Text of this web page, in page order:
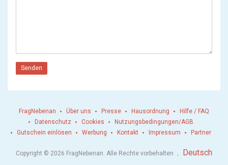
Senden
FragNebenan Über uns Presse Hausordnung
Hilfe / FAQ
Datenschutz
Cookies
Nutzungsbedingungen/AGB
Gutschein einlösen
Werbung Kontakt Impressum Partner
Copyright © 2026 FragNebenan. Alle Rechte vorbehalten . Deutsch